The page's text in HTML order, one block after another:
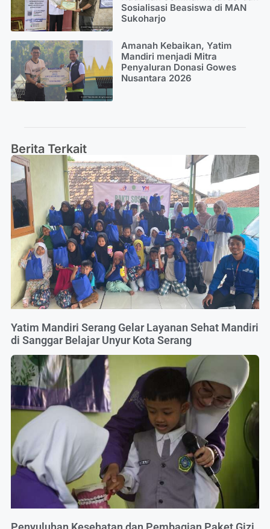
Sosialisasi Beasiswa di MAN
Sukoharjo
Amanah Kebaikan, Yatim
Mandiri menjadi Mitra
Penyaluran Donasi Gowes
Nusantara 2026
Berita Terkait
Yatim Mandiri Serang Gelar Layanan Sehat Mandiri
di Sanggar Belajar Unyur Kota Serang